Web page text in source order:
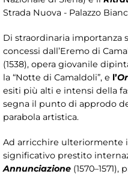
Strada Nuova - Palazzo
Di straordinaria importanza
concessi dall’Eremo di
(1538), opera giovanile
la “Notte di Camaldoli”, e l’
esiti più alti e intensi della
segna il punto di approdo
parabola artistica.
Ad arricchire ulteriormente
significativo prestito
Annunciazione